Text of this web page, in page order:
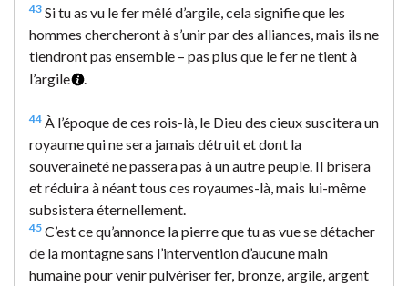
43 Si tu as vu le fer mêlé d’argile, cela signifie que les
hommes chercheront à s’unir par des alliances, mais ils ne
tiendront pas ensemble – pas plus que le fer ne tient à
l’argile
.
44 À l’époque de ces rois-là, le Dieu des cieux suscitera un
royaume qui ne sera jamais détruit et dont la
souveraineté ne passera pas à un autre peuple. Il brisera
et réduira à néant tous ces royaumes-là, mais lui-même
subsistera éternellement.
45 C’est ce qu’annonce la pierre que tu as vue se détacher
de la montagne sans l’intervention d’aucune main
humaine pour venir pulvériser fer, bronze, argile, argent